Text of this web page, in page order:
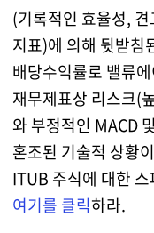
(기록적인 효율성,
지표)에 의해 뒷받침
배당수익률로 밸류
재무제표상 리스크(
와 부정적인 MACD
혼조된 기술적 상황
ITUB 주식에 대한
여기를 클릭하라.